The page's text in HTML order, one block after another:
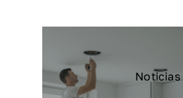
2026
Noticias